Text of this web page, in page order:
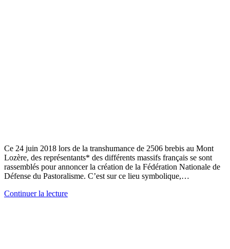
Ce 24 juin 2018 lors de la transhumance de 2506 brebis au Mont
Lozère, des représentants* des différents massifs français se sont
rassemblés pour annoncer la création de la Fédération Nationale de
Défense du Pastoralisme. C’est sur ce lieu symbolique,…
Continuer la lecture